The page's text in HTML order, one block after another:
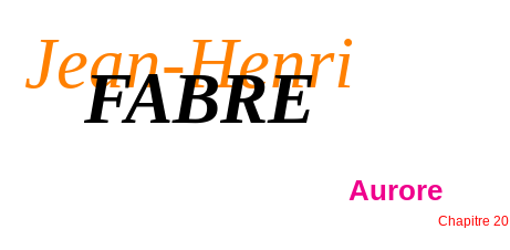
Jean-Henri
FABRE
Aurore
Chapitre 20